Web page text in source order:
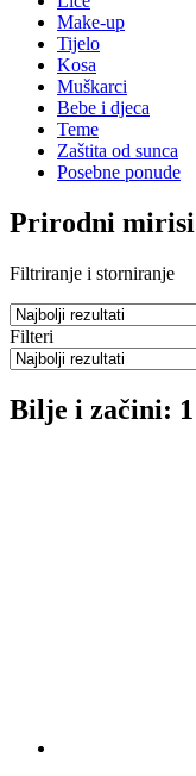
Make-up
Tijelo
Kosa
Muškarci
Bebe i djeca
Teme
Zaštita od sunca
Posebne ponude
Prirodni
Filtriranje i storniranje
Filteri
Bilje i začini: 1